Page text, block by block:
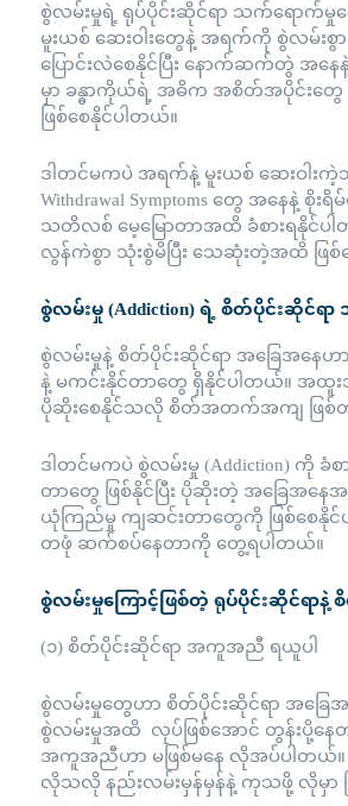
စွဲလမ်းမှုရဲ့ ရုပ်ပိုင်းဆိုင်ရာ သက်ရော
မူးယစ် ဆေးဝါးတွေနဲ့ အရက်ကို စွဲလမ်း
ပြောင်းလဲစေနိုင်ပြီး နောက်ဆက်တွဲ အ
မှာ ခန္ဓာကိုယ်ရဲ့ အဓိက အစိတ်အပိုင်းတွ
ဖြစ်စေနိုင်ပါတယ်။
ဒါတင်မကပဲ အရက်နဲ့ မူးယစ် ဆေးဝါ
Withdrawal Symptoms တွေ အနေနဲ့
သတိလစ် မေ့မြောတာအထိ ခံစားရနိုင်ပါ
လွန်ကဲစွာ သုံးစွဲမိပြီး သေဆုံးတဲ့အထိ ဖြစ်
စွဲလမ်းမှု (Addiction) ရဲ့ စိတ်ပိုင်းဆိုင်ရာ
စွဲလမ်းမှုနဲ့ စိတ်ပိုင်းဆိုင်ရာ အခြေအနေဟ
နဲ့ မကင်းနိုင်တာတွေ ရှိနိုင်ပါတယ်။ အထူး
ပိုဆိုးစေနိုင်သလို စိတ်အတက်အကျ ဖြစ်တ
ဒါတင်မကပဲ စွဲလမ်းမှု (Addiction) ကို ခံ
တာတွေ ဖြစ်နိုင်ပြီး ပိုဆိုးတဲ့ အခြေအ
ယုံကြည်မှု ကျဆင်းတာတွေကို ဖြစ်စေနိုင်
တဖုံ ဆက်စပ်နေတာကို တွေ့ရပါတယ်။
စွဲလမ်းမှုကြောင့်ဖြစ်တဲ့ ရုပ်ပိုင်းဆိုင်ရာ
(၁) စိတ်ပိုင်းဆိုင်ရာ အကူအညီ ရယူပါ
စွဲလမ်းမှုတွေဟာ စိတ်ပိုင်းဆိုင်ရာ အခြ
စွဲလမ်းမှုအထိ လုပ်ဖြစ်အောင် တွန်းပို့နေ
အကူအညီဟာ မဖြစ်မနေ လိုအပ်ပါတယ်။
လိုသလို နည်းလမ်းမှန်မှန်နဲ့ ကုသဖို့ လိုမှာ